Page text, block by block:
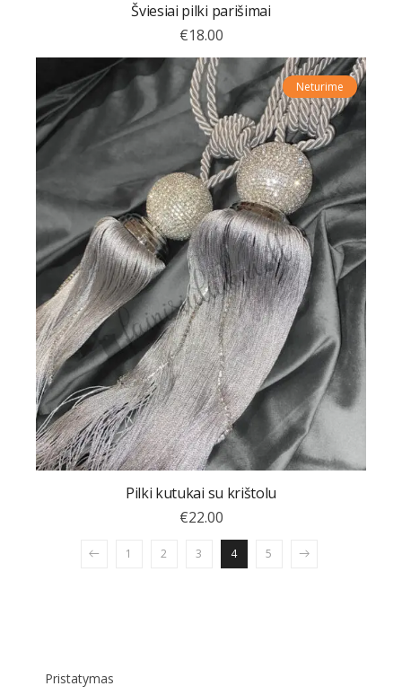
Šviesiai pilki parišimai
€18.00
Neturime
Pilki kutukai su krištolu
€22.00
1 2 3 4 5
Pristatymas